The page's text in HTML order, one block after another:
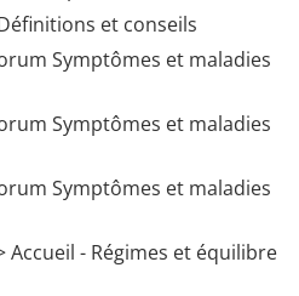
et conseils
Symptômes et maladies
Symptômes et maladies
Symptômes et maladies
Accueil - Régimes et équilibre